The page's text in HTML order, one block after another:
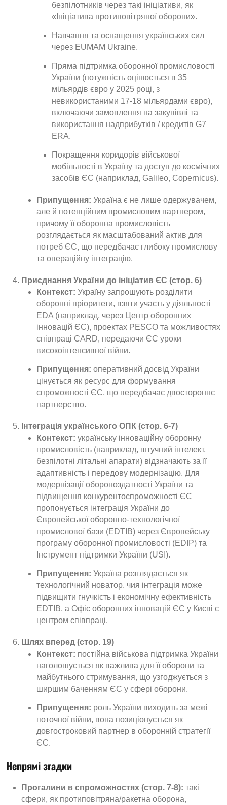
безпілотників через такі ініціативи, як
«Ініціатива протиповітряної оборони».
Навчання та оснащення українських сил
через EUMAM Ukraine.
Пряма підтримка оборонної промисловості
України (потужність оцінюється в 35
мільярдів євро у 2025 році, з
невикористаними 17-18 мільярдами євро),
включаючи замовлення на закупівлі та
використання надприбутків / кредитів G7
ERA.
Покращення коридорів військової
мобільності в Україну та доступ до космічних
засобів ЄС (наприклад, Galileo, Copernicus).
Припущення: Україна є не лише одержувачем,
але й потенційним промисловим партнером,
причому її оборонна промисловість
розглядається як масштабований актив для
потреб ЄС, що передбачає глибоку промислову
та операційну інтеграцію.
Приєднання України до ініціатив ЄС (стор. 6)
Контекст: Україну запрошують розділити
оборонні пріоритети, взяти участь у діяльності
EDA (наприклад, через Центр оборонних
інновацій ЄС), проектах PESCO та можливостях
співпраці CARD, передаючи ЄС уроки
високоінтенсивної війни.
Припущення: оперативний досвід України
цінується як ресурс для формування
спроможності ЄС, що передбачає двостороннє
партнерство.
Інтеграція українського ОПК (стор. 6-7)
Контекст: українську інноваційну оборонну
промисловість (наприклад, штучний інтелект,
безпілотні літальні апарати) відзначають за її
адаптивність і передову модернізацію. Для
модернізації обороноздатності України та
підвищення конкурентоспроможності ЄС
пропонується інтеграція України до
Європейської оборонно-технологічної
промислової бази (EDTIB) через Європейську
програму оборонної промисловості (EDIP) та
Інструмент підтримки України (USI).
Припущення: Україна розглядається як
технологічний новатор, чия інтеграція може
підвищити гнучкість і економічну ефективність
EDTIB, а Офіс оборонних інновацій ЄС у Києві є
центром співпраці.
Шлях вперед (стор. 19)
Контекст: постійна військова підтримка України
наголошується як важлива для її оборони та
майбутнього стримування, що узгоджується з
ширшим баченням ЄС у сфері оборони.
Припущення: роль України виходить за межі
поточної війни, вона позиціонується як
довгостроковий партнер в оборонній стратегії
ЄС.
Непрямі згадки
Прогалини в спроможностях (стор. 7-8): такі
сфери, як протиповітряна/ракетна оборона,